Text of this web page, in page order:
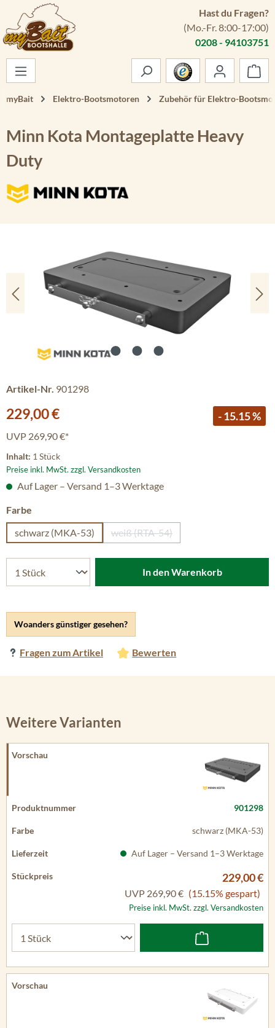
Zum Hauptinhalt springen
Hast du Fragen?
(Mo.-Fr. 8:00-17:00)
0208 - 94103751
myBait Elektro-Bootsmotoren Zubehör für Elektro-
Minn Kota Montageplatte Heavy
Duty
Artikel-Nr. 901298
Verkaufspreis:
229,00 € - 15.15 %
UVP 269,90 €*
Inhalt: 1 Stück
Preise inkl. MwSt. zzgl. Versandkosten
Woanders günstiger gesehen?
Fragen zum Artikel Bewerten
Auf Lager – Versand 1–3 Werktage
Farbe
schwarz (MKA-53)
weiß (RTA-54)
(Diese Option ist zurzeit nicht
In den Warenkorb
Weitere Varianten
901298
schwarz (MKA-53)
Auf Lager – Versand 1–3 Werktage
229,00 €
UVP 269,90 € (15.15% gespart)
Preise inkl. MwSt. zzgl. Versandkosten